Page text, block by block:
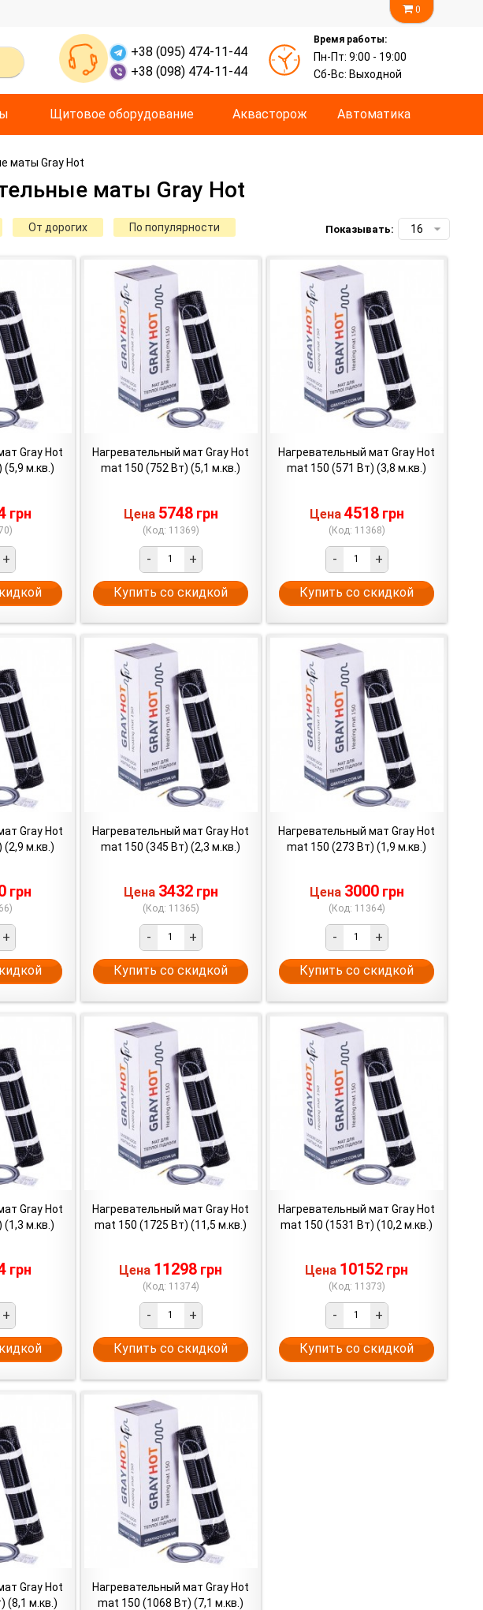
0
+38 (095) 474-11-44
+38 (098) 474-11-44
Время работы:
Пн-Пт: 9:00 - 19:00
Сб-Вс: Выходной
Щитовое оборудование Аквасторож Автоматика
маты Gray Hot
маты Gray Hot
Показывать:
От дорогих По популярности
Gray Hot
м.кв.)
грн
+
Нагревательный мат Gray Hot
mat 150 (752 Вт) (5,1 м.кв.)
Цена 5748 грн
(Код: 11369)
- +
Купить со скидкой
Нагревательный мат Gray Hot
mat 150 (571 Вт) (3,8 м.кв.)
Цена 4518 грн
(Код: 11368)
- +
Купить со скидкой
Gray Hot
м.кв.)
грн
+
Нагревательный мат Gray Hot
mat 150 (345 Вт) (2,3 м.кв.)
Цена 3432 грн
(Код: 11365)
- +
Купить со скидкой
Нагревательный мат Gray Hot
mat 150 (273 Вт) (1,9 м.кв.)
Цена 3000 грн
(Код: 11364)
- +
Купить со скидкой
Gray Hot
м.кв.)
грн
+
Нагревательный мат Gray Hot
mat 150 (1725 Вт) (11,5 м.кв.)
Цена 11298 грн
(Код: 11374)
- +
Купить со скидкой
Нагревательный мат Gray Hot
mat 150 (1531 Вт) (10,2 м.кв.)
Цена 10152 грн
(Код: 11373)
- +
Купить со скидкой
Gray Hot
(8,1 м.кв.)
Нагревательный мат Gray Hot
mat 150 (1068 Вт) (7,1 м.кв.)